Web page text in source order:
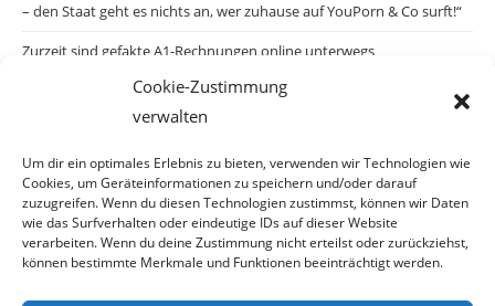
Cookie-Zustimmung
verwalten
Um dir ein optimales Erlebnis zu bieten, verwenden wir Technologien wie
Cookies, um Geräteinformationen zu speichern und/oder darauf
zuzugreifen. Wenn du diesen Technologien zustimmst, können wir Daten
wie das Surfverhalten oder eindeutige IDs auf dieser Website
verarbeiten. Wenn du deine Zustimmung nicht erteilst oder zurückziehst,
können bestimmte Merkmale und Funktionen beeinträchtigt werden.
– den Staat geht es nichts an, wer zuhause auf YouPorn & Co surft!“
Zurzeit sind gefakte A1-Rechnungen online unterwegs
Salzburgs Juden und ihre Sicherheit: „Erst nach einem Anschlag wäre
die Gefahr endlich konkret!“
Biologisches Wunder in Ceuta
Ein vermeintliches Abschiebemärchen
Archiv